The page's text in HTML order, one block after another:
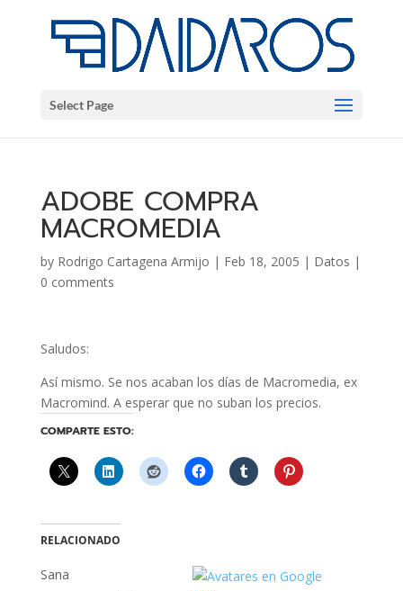
Select Page
ADOBE COMPRA
MACROMEDIA
by Rodrigo Cartagena Armijo | Feb 18, 2005 | Datos |
0 comments
Saludos:
Así mismo. Se nos acaban los días de Macromedia, ex
Macromind. A esperar que no suban los precios.
COMPARTE ESTO:
RELACIONADO
Sana